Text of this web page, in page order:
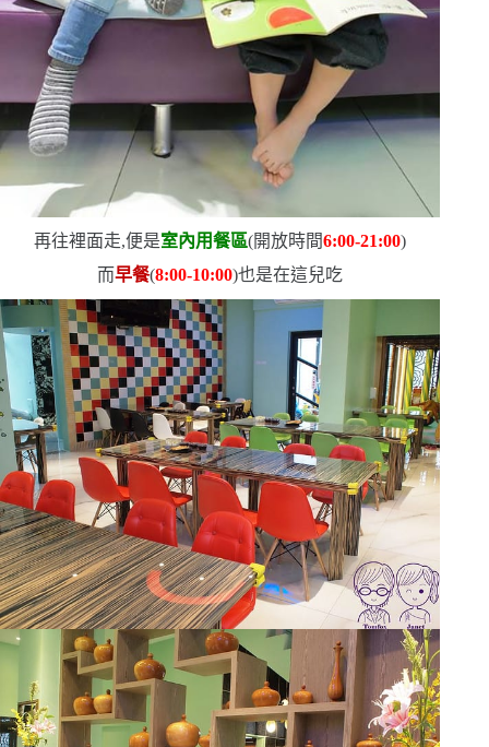
再往裡面走,便是室內用餐區(開放時間6:00-21:00)
而早餐(8:00-10:00)也是在這兒吃